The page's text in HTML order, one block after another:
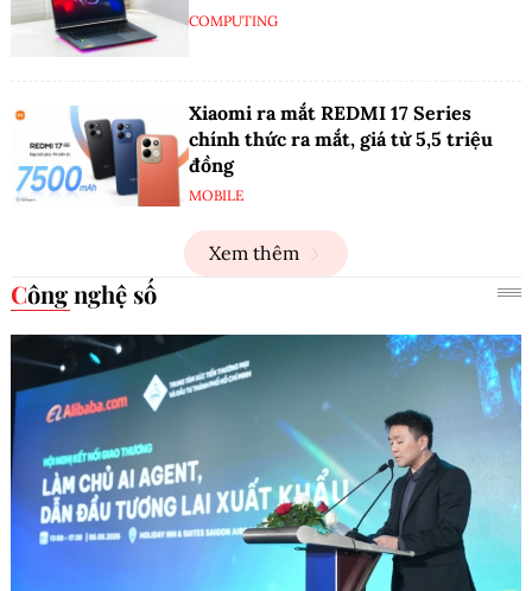
COMPUTING
Xiaomi ra mắt REDMI 17 Series
chính thức ra mắt, giá từ 5,5 triệu
đồng
MOBILE
Xem thêm
Công nghệ số